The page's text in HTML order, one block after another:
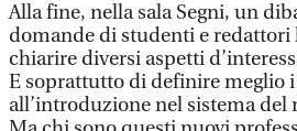
Alla fine, nella sala Segni, un
domande di studenti e redattori
chiarire diversi aspetti
E soprattutto di definire meglio i
all’introduzione nel sistema